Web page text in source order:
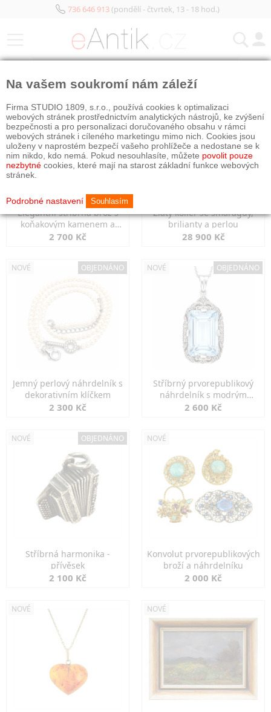
736 646 913(pondělí - čtvrtek, 13 - 18 hod.)
Elegantní stříbrná brož s
koňakovým kamenem a
markazity
2 700 Kč
Zlatý kolier se smaragdy,
brilianty a perlou
28 900 Kč
NOVÉ OBJEDNÁNO
Jemný perlový náhrdelník s
dekorativním klíčkem
2 300 Kč
NOVÉ OBJEDNÁNO
Stříbrný prvorepublikový
náhrdelník s modrým
spinelem
2 600 Kč
NOVÉ OBJEDNÁNO
Stříbrná harmonika -
přívěsek
2 100 Kč
NOVÉ
Konvolut prvorepublikových
broží a náhrdelníku
2 000 Kč
NOVÉ NOVÉ
Na vašem soukromí nám záleží
Firma STUDIO 1809, s.r.o., používá cookies k optimalizaci
webových stránek prostřednictvím analytických nástrojů, ke zvýšení
bezpečnosti a pro personalizaci doručovaného obsahu v rámci
webových stránek i cíleného marketingu mimo nich. Cookies jsou
uloženy v naprostém bezpečí vašeho prohlížeče a nedostane se k
nim nikdo, kdo nemá. Pokud nesouhlasíte, můžete povolit pouze
nezbytné cookies, které mají na starost základní funkce webových
stránek.
Podrobné nastavení Souhlasím